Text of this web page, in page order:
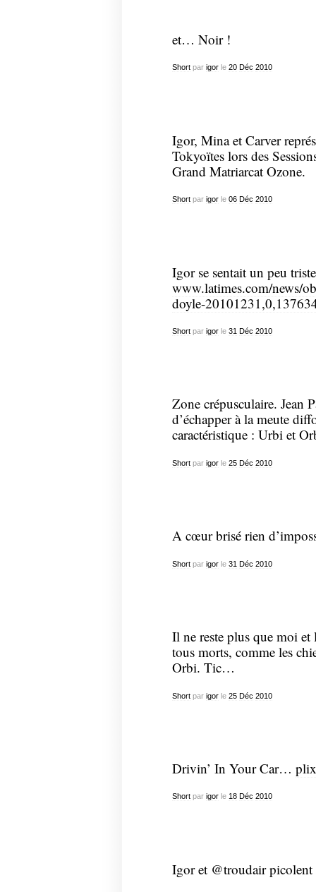
et… Noir !
Shortpar igorle 20 Déc 2010
Igor, Mina et Carver
Tokyoïtes lors des
Grand Matriarcat Ozone.
Shortpar igorle 06 Déc 2010
Igor se sentait un peu
www.latimes.com/news/
doyle-
Shortpar igorle 31 Déc 2010
Zone crépusculaire. Jean
d’échapper à la meute
caractéristique : Urbi et
Shortpar igorle 25 Déc 2010
A cœur brisé rien
Shortpar igorle 31 Déc 2010
Il ne reste plus que moi
tous morts, comme les
Orbi. Tic…
Shortpar igorle 25 Déc 2010
Drivin’ In Your Car…
Shortpar igorle 18 Déc 2010
Igor et @troudair